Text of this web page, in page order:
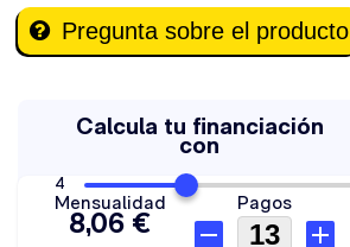
Pregunta sobre el producto